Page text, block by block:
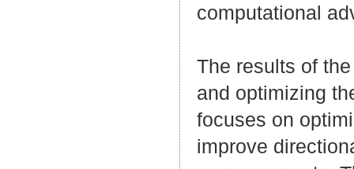
computational
The results of
and optimizing
focuses on
improve